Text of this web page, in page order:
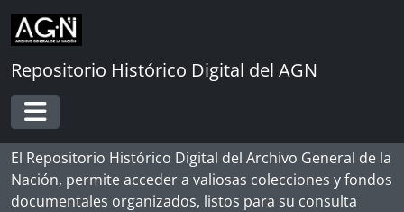
Skip to main content
Repositorio Histórico Digital del AGN
Toggle navigation
El Repositorio Histórico Digital del Archivo General de la
Nación, permite acceder a valiosas colecciones y fondos
documentales organizados, listos para su consulta